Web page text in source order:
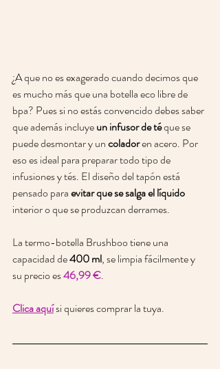
¿A que no es exagerado cuando decimos que
es mucho más que una botella eco libre de
bpa? Pues si no estás convencido debes saber
que además incluye un infusor de té que se
puede desmontar y un colador en acero. Por
eso es ideal para preparar todo tipo de
infusiones y tés. El diseño del tapón está
pensado para evitar que se salga el líquido
interior o que se produzcan derrames.
La termo-botella Brushboo tiene una
capacidad de 400 ml, se limpia fácilmente y
su precio es 46,99 €.
Clica aquí si quieres comprar la tuya.